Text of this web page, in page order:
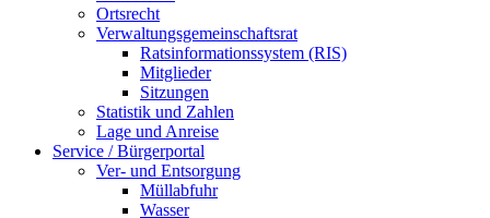
Ortsrecht
Verwaltungsgemeinschaftsrat
Ratsinformationssystem (RIS)
Mitglieder
Sitzungen
Statistik und Zahlen
Lage und Anreise
Service / Bürgerportal
Ver- und Entsorgung
Müllabfuhr
Wasser